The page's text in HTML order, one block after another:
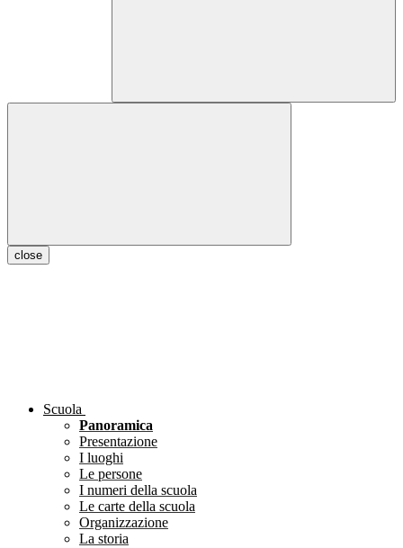
close
Scuola
Panoramica
Presentazione
I luoghi
Le persone
I numeri della scuola
Le carte della scuola
Organizzazione
La storia